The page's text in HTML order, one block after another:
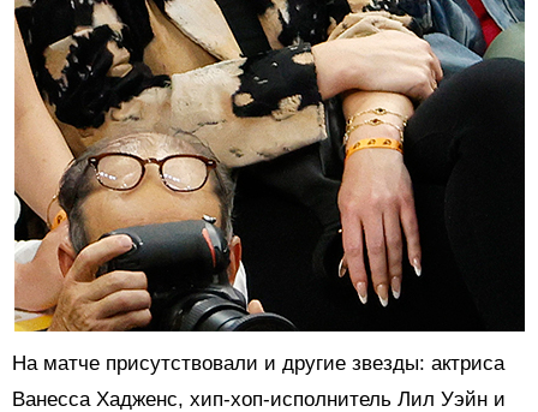
На матче присутствовали и другие звезды: актриса
Ванесса Хадженс, хип-хоп-исполнитель Лил Уэйн и